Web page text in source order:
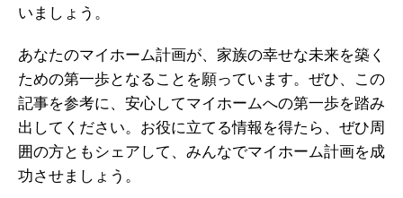
いましょう。
あなたのマイホーム計画が、家族の幸せな未来を築く
ための第一歩となることを願っています。ぜひ、この
記事を参考に、安心してマイホームへの第一歩を踏み
出してください。お役に立てる情報を得たら、ぜひ周
囲の方ともシェアして、みんなでマイホーム計画を成
功させましょう。